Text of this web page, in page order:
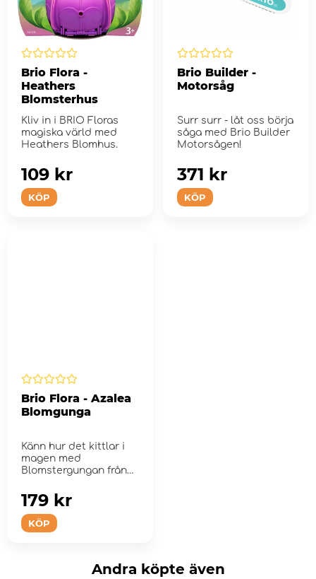
Brio Flora -
Heathers
Blomsterhus
Kliv in i BRIO Floras
magiska värld med
Heathers Blomhus.
KÖP
109 kr
Brio Builder -
Motorsåg
Surr surr - låt oss börja
såga med Brio Builder
Motorsågen!
KÖP
371 kr
Brio Flora - Azalea
Blomgunga
Känn hur det kittlar i
magen med
Blomstergungan från
v...
KÖP
179 kr
Andra köpte även